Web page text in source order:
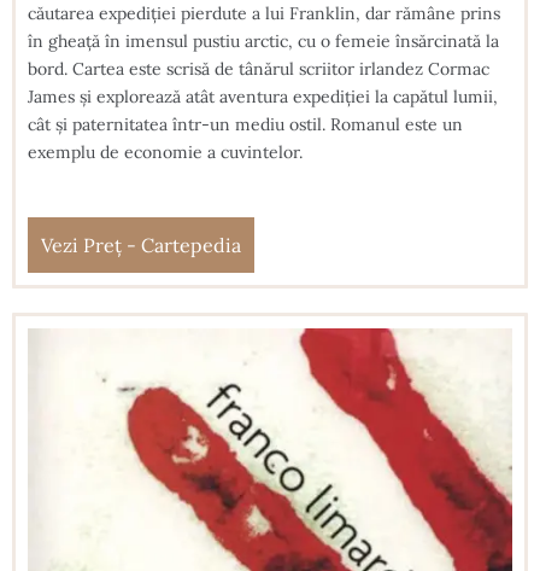
căutarea expediției pierdute a lui Franklin, dar rămâne prins
în gheață în imensul pustiu arctic, cu o femeie însărcinată la
bord. Cartea este scrisă de tânărul scriitor irlandez Cormac
James și explorează atât aventura expediției la capătul lumii,
cât și paternitatea într-un mediu ostil. Romanul este un
exemplu de economie a cuvintelor.
Vezi Preț - Cartepedia